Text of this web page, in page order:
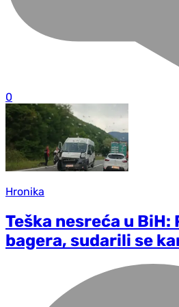
0
Hronika
Teška nesreća u BiH:
bagera, sudarili se